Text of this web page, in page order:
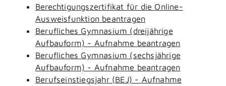
Berechtigungszertifikat für die Online-
Ausweisfunktion beantragen
Berufliches Gymnasium (dreijährige
Aufbauform) - Aufnahme beantragen
Berufliches Gymnasium (sechsjährige
Aufbauform) - Aufnahme beantragen
Berufseinstiegsjahr (BEJ) - Aufnahme